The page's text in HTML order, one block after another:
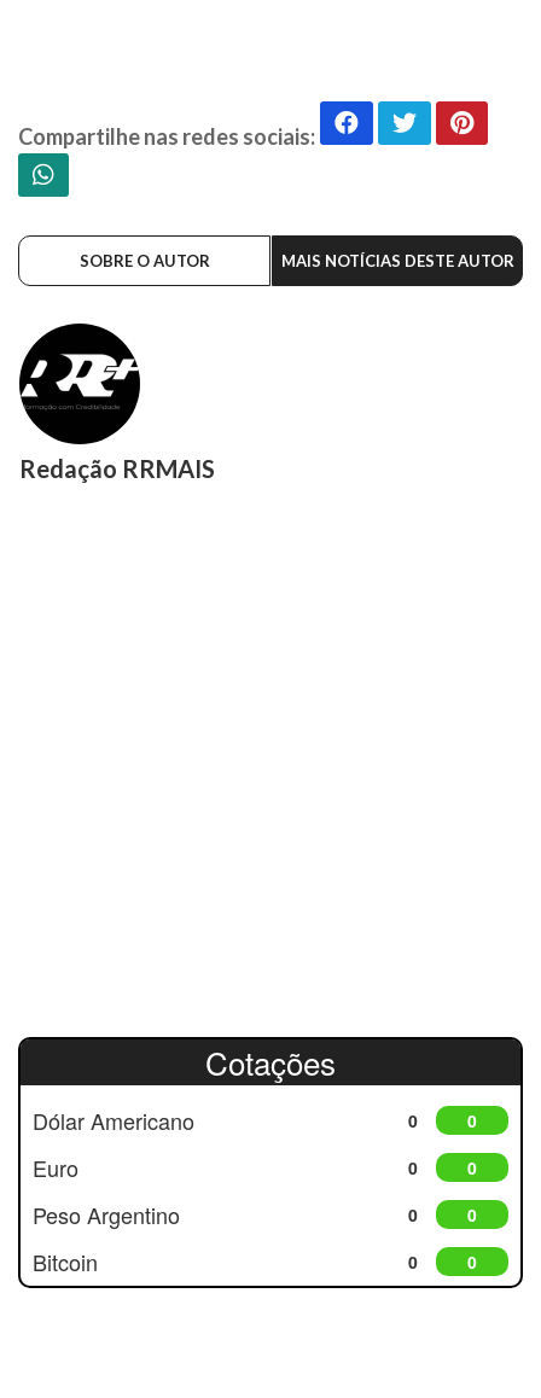
Compartilhe nas redes sociais:
SOBRE O AUTOR MAIS NOTÍCIAS DESTE AUTOR
Redação RRMAIS
Cotações
Dólar Americano 0 0
Euro 0 0
Peso Argentino 0 0
Bitcoin 0 0